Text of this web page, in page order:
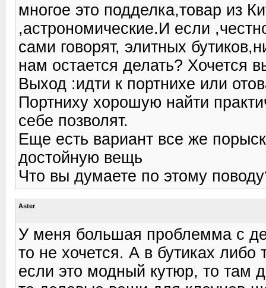
многое это подделка,товар из
,астрономические.И если
сами говорят, элитных
нам остается делать? Хочется
Выход :идти к портнихе или
Портниху хорошую найти
себе позволят.
Еще есть вариант все же
достойную вещь
Что вы думаете по этому
Aster
У меня большая проблемма с
то не хочется. А в бутиках
если это модный кутюр, то там